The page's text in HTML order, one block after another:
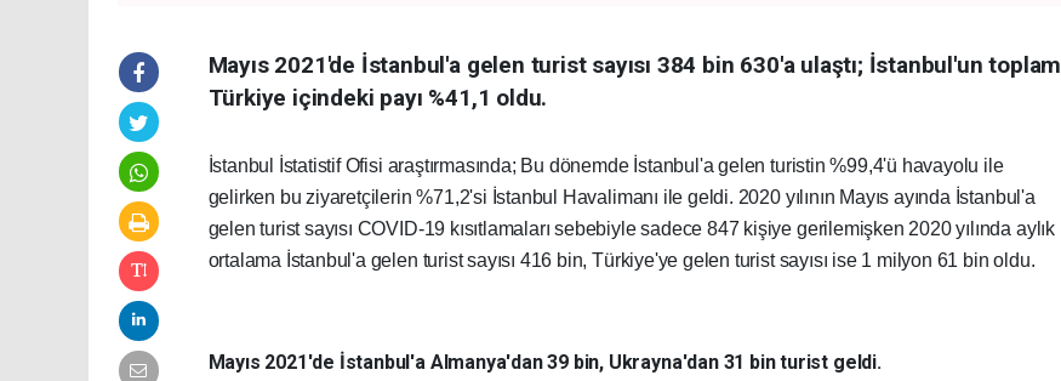
Mayıs 2021'de İstanbul'a gelen turist sayısı 384 bin 630'a ulaştı; İstanbul'un toplam
Türkiye içindeki payı %41,1 oldu.
İstanbul İstatistif Ofisi araştırmasında; Bu dönemde İstanbul'a gelen turistin %99,4'ü havayolu ile
gelirken bu ziyaretçilerin %71,2'si İstanbul Havalimanı ile geldi. 2020 yılının Mayıs ayında İstanbul'a
gelen turist sayısı COVID-19 kısıtlamaları sebebiyle sadece 847 kişiye gerilemişken 2020 yılında aylık
ortalama İstanbul'a gelen turist sayısı 416 bin, Türkiye'ye gelen turist sayısı ise 1 milyon 61 bin oldu.
Mayıs 2021'de İstanbul'a Almanya'dan 39 bin, Ukrayna'dan 31 bin turist geldi.